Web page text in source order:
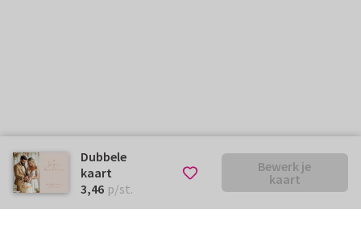
Dubbele
kaart
€ 3,46 p/st.
3,46 p/st.
Bewerk je
kaart